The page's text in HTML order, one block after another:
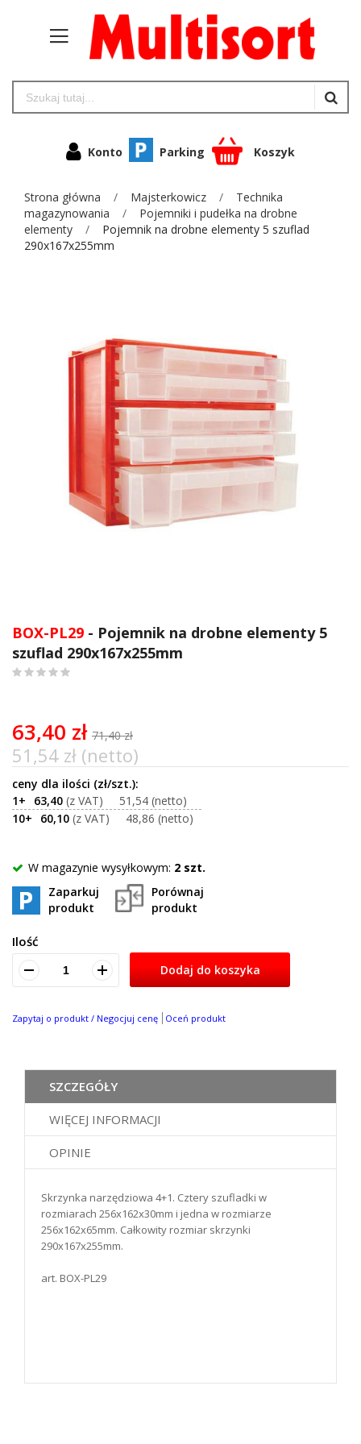
Konto Parking Koszyk
Strona główna Majsterkowicz
Technika
magazynowania
Pojemniki i pudełka na drobne
elementy
Pojemnik na drobne elementy 5 szuflad
290x167x255mm
na
początek
galerii
BOX-PL29 - Pojemnik na drobne elementy 5
szuflad 290x167x255mm
63,40 zł 71,40 zł
51,54 zł (netto)
1+ 63,40
51,54
10+
60,10 48,86
W magazynie wysyłkowym: 2 szt.
Zaparkuj
produkt
Porównaj
produkt
Ilość
Dodaj do koszyka
Zapytaj o produkt / Negocjuj cenę Oceń produkt
SZCZEGÓŁY
WIĘCEJ INFORMACJI
OPINIE
Skrzynka narzędziowa 4+1. Cztery szufladki w
rozmiarach 256x162x30mm i jedna w rozmiarze
256x162x65mm. Całkowity rozmiar skrzynki
290x167x255mm.
art. BOX-PL29